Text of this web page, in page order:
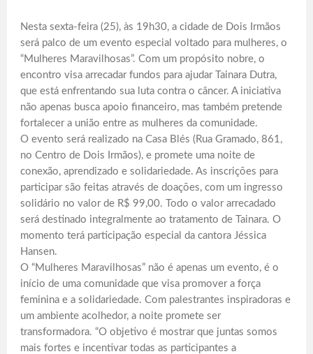
Nesta sexta-feira (25), às 19h30, a cidade de Dois Irmãos
será palco de um evento especial voltado para mulheres, o
“Mulheres Maravilhosas”. Com um propósito nobre, o
encontro visa arrecadar fundos para ajudar Tainara Dutra,
que está enfrentando sua luta contra o câncer. A iniciativa
não apenas busca apoio financeiro, mas também pretende
fortalecer a união entre as mulheres da comunidade.
O evento será realizado na Casa Blés (Rua Gramado, 861,
no Centro de Dois Irmãos), e promete uma noite de
conexão, aprendizado e solidariedade. As inscrições para
participar são feitas através de doações, com um ingresso
solidário no valor de R$ 99,00. Todo o valor arrecadado
será destinado integralmente ao tratamento de Tainara. O
momento terá participação especial da cantora Jéssica
Hansen.
O “Mulheres Maravilhosas” não é apenas um evento, é o
início de uma comunidade que visa promover a força
feminina e a solidariedade. Com palestrantes inspiradoras e
um ambiente acolhedor, a noite promete ser
transformadora. “O objetivo é mostrar que juntas somos
mais fortes e incentivar todas as participantes a